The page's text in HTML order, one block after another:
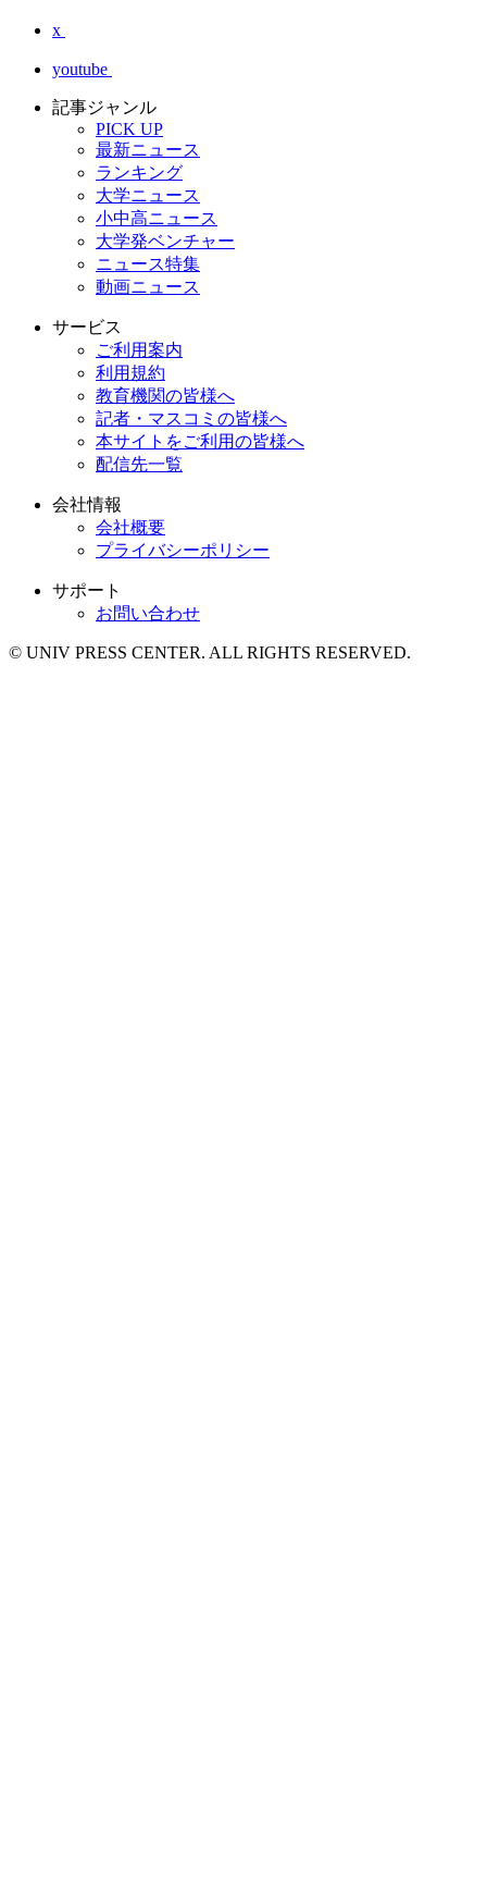
x
youtube
記事ジャンル
PICK UP
最新ニュース
ランキング
大学ニュース
小中高ニュース
大学発ベンチャー
ニュース特集
動画ニュース
サービス
ご利用案内
利用規約
教育機関の皆様へ
記者・マスコミの皆様へ
本サイトをご利用の皆様へ
配信先一覧
会社情報
会社概要
プライバシーポリシー
サポート
お問い合わせ
© UNIV PRESS CENTER. ALL RIGHTS RESERVED.